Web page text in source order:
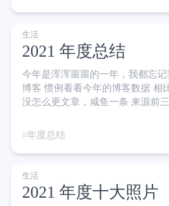
易破了。好在昨晚逛超市又买了
好，成功分离~ 后续跟着教程走，
来的蛋糕糊没有教程里那么粘稠
生活
2021 年度总结
今年是浑浑噩噩的一年，我都忘
博客 惯例看看今年的博客数据 相比去年退步很多，今年确实
没怎么更文章，咸鱼一条 来源前
加订阅 Windows 下查看全局快捷键被占用情况的方法 用 zsh-
客域名被国内各大厂商列为危险
年度总结
生活
2021 年度十大照片